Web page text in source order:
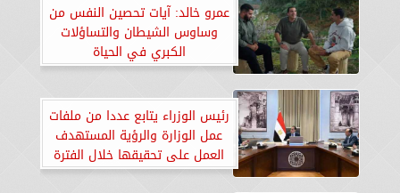
عمرو خالد: آيات تحصين النفس من
وساوس الشيطان والتساؤلات
الكبري في الحياة
رئيس الوزراء يتابع عددا من ملفات
عمل الوزارة والرؤية المستهدف
العمل على تحقيقها خلال الفترة
القادمة